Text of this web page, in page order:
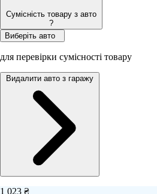
Сумісність товару з авто
?
Виберіть авто
для перевірки сумісності товару
Видалити авто з гаражу
1 023 ₴